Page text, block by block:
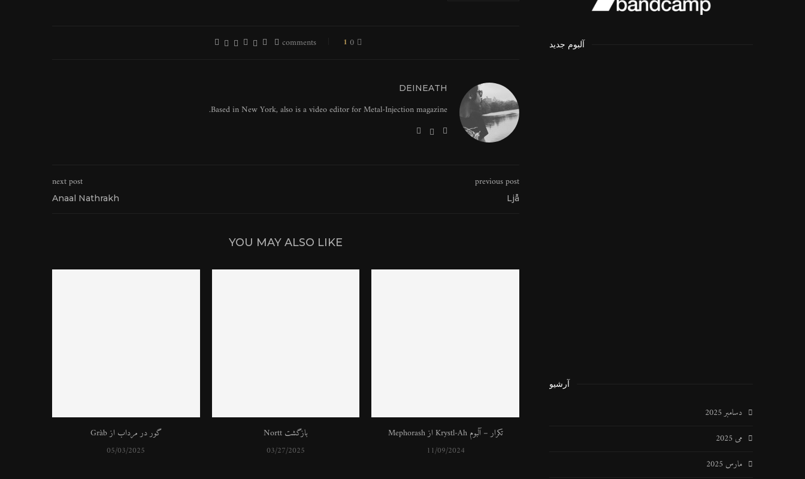
0 comments
1
DEINEATH
Based in New York, also is a video editor for Metal-Injection magazine.
previous post
Ljå
next post
Anaal Nathrakh
YOU MAY ALSO LIKE
گور در مرداب از Gràb
05/03/2025
بازگشت Nortt
03/27/2025
تکرار – آلبوم Krystl​-​Ah از Mephorash
11/09/2024
آلبوم جدید
آرشیو
دسامبر 2025
می 2025
مارس 2025